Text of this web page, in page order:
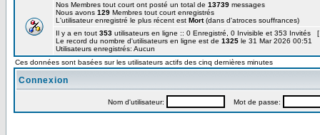
Nos Membres tout court ont posté un total de 13739 messages
Nous avons 129 Membres tout court enregistrés
L'utilisateur enregistré le plus récent est Mort(dans d'atroces souffrances)
Il y a en tout 353 utilisateurs en ligne :: 0 Enregistré, 0 Invisible et 353 Invités [
Le record du nombre d'utilisateurs en ligne est de 1325 le 31 Mar 2026 00:51
Utilisateurs enregistrés: Aucun
Ces données sont basées sur les utilisateurs actifs des cinq dernières minutes
Connexion
Nom d'utilisateur: Mot de passe: